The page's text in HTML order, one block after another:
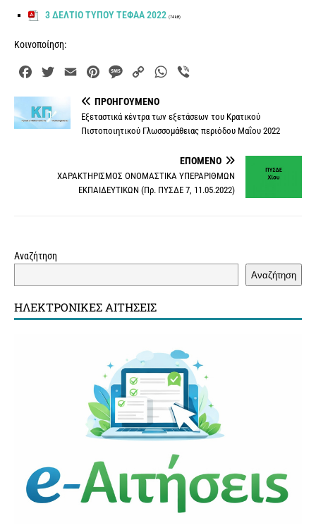
3 ΔΕΛΤΙΟ ΤΥΠΟΥ ΤΕΦΑΑ 2022 (74 kB)
Κοινοποίηση:
c
e
i
t
r
a
n
t
e
s
M
s
s
e
p
y
n
k
W
t
s
p
p
e
ΠΡΟΗΓΟΎΜΕΝΟ
Εξεταστικά κέντρα των εξετάσεων του Κρατικού
Πιστοποιητικού Γλωσσομάθειας περιόδου Μαΐου 2022
ΕΠΌΜΕΝΟ
ΧΑΡΑΚΤΗΡΙΣΜΟΣ ΟΝΟΜΑΣΤΙΚΑ ΥΠΕΡΑΡΙΘΜΩΝ
ΕΚΠΑΙΔΕΥΤΙΚΩΝ (Πρ. ΠΥΣΔΕ 7, 11.05.2022)
Αναζήτηση
Αναζήτηση
ΗΛΕΚΤΡΟΝΙΚΈΣ ΑΙΤΉΣΕΙΣ